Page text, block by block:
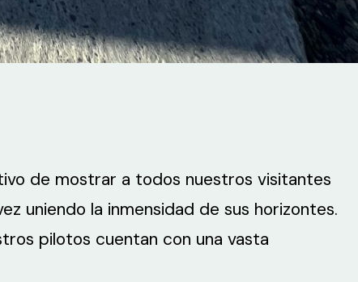
de mostrar a todos nuestros visitantes
uniendo la inmensidad de sus horizontes.
pilotos cuentan con una vasta